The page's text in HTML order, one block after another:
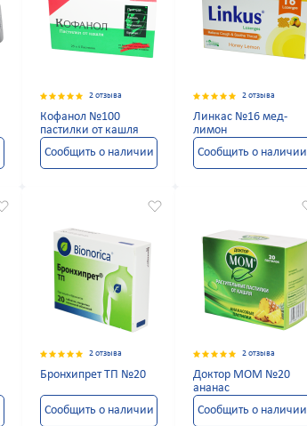
2 отзыва
Кофанол №100
пастилки от кашля
Сообщить о наличии
2 отзыва
Линкас №16 мед-
лимон
Сообщить о наличии
2 отзыва
Бронхипрет ТП №20
Сообщить о наличии
2 отзыва
Доктор МОМ №20
ананас
Сообщить о наличии